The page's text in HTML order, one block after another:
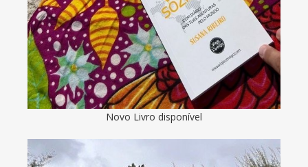
Novo Livro disponível